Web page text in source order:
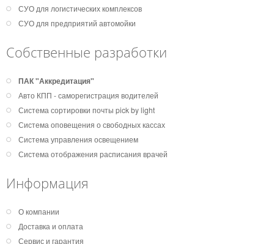
СУО для логистических комплексов
СУО для предприятий автомойки
Собственные разработки
ПАК "Аккредитация"
Авто КПП - саморегистрация водителей
Система сортировки почты pick by light
Система оповещения о свободных кассах
Система управления освещением
Система отображения расписания врачей
Информация
О компании
Доставка и оплата
Сервис и гарантия